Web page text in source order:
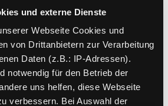
und externe Dienste
Webseite Cookies und
von Drittanbietern zur Verarbeitung
Daten (z.B.: IP-Adressen).
notwendig für den Betrieb der
uns helfen, diese Webseite
verbessern. Bei Auswahl der
Berlin, Der Audio Verlag
Details von Die Schweigende
Literatur MP3-CD
Schweigende
Lesung
Sandberg, EllenSuche nach